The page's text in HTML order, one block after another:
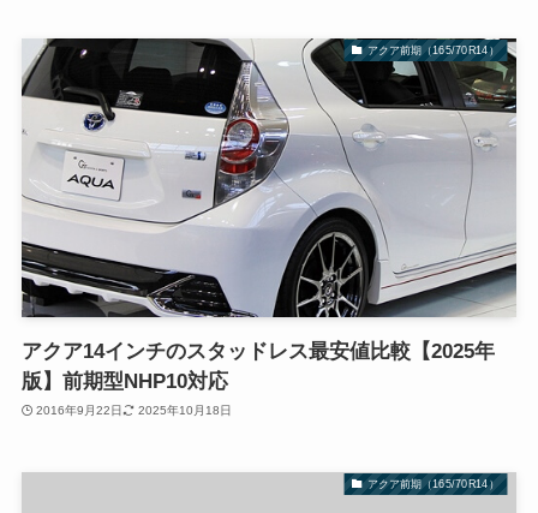
アクア前期（165/70R14）
アクア14インチのスタッドレス最安値比較【2025年
版】前期型NHP10対応
2016年9月22日 2025年10月18日
アクア前期（165/70R14）